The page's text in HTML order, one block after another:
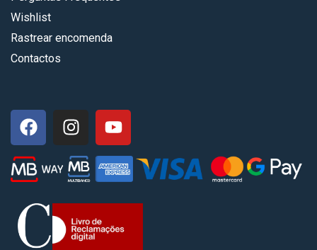
Wishlist
Rastrear encomenda
Contactos